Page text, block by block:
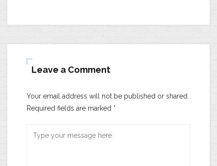
Leave a Comment
Your email address will not be published or shared.
Required fields are marked *